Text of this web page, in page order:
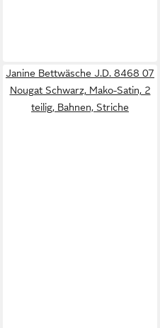
Janine Bettwäsche J.D. 8468 07
Nougat Schwarz, Mako-Satin, 2
teilig, Bahnen, Striche